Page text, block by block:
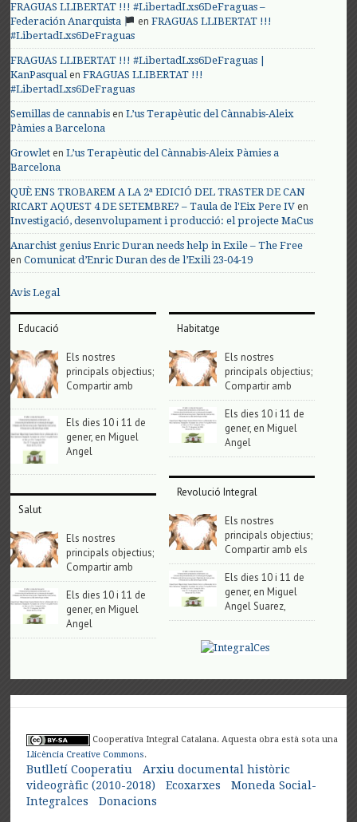
FRAGUAS LLIBERTAT !!! #LibertadLxs6DeFraguas –
Federación Anarquista
enFRAGUAS LLIBERTAT !!!
#LibertadLxs6DeFraguas
FRAGUAS LLIBERTAT !!! #LibertadLxs6DeFraguas |
KanPasqualenFRAGUAS LLIBERTAT !!!
#LibertadLxs6DeFraguas
Semillas de cannabis enL’us Terapèutic del Cànnabis-Aleix
Pàmies a Barcelona
Growlet enL’us Terapèutic del Cànnabis-Aleix Pàmies a
Barcelona
QUÈ ENS TROBAREM A LA 2ª EDICIÓ DEL TRASTER DE CAN
RICART AQUEST 4 DE SETEMBRE? – Taula de l'Eix Pere IV en
Investigació, desenvolupament i producció: el projecte MaCus
Anarchist genius Enric Duran needs help in Exile – The Free
enComunicat d’Enric Duran des de l’Exili 23-04-19
Avis Legal
Educació
Els nostres
principals objectius;
Compartir amb
Els dies 10 i 11 de
gener, en Miguel
Angel
Salut
Els nostres
principals objectius;
Compartir amb
Els dies 10 i 11 de
gener, en Miguel
Angel
Habitatge
Els nostres
principals objectius;
Compartir amb
Els dies 10 i 11 de
gener, en Miguel
Angel
Revolució Integral
Els nostres
principals objectius;
Compartir amb els
Els dies 10 i 11 de
gener, en Miguel
Angel Suarez,
Cooperativa Integral Catalana. Aquesta obra està sota una
Llicència Creative Commons.
Butlletí Cooperatiu
Arxiu documental històric
videogràfic (2010-2018)
Ecoxarxes
Moneda Social-
Integralces
Donacions